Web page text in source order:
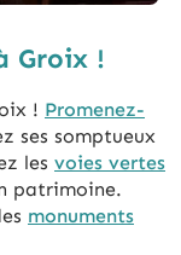
Groix !
! Promenez-
ses somptueux
les voies vertes
patrimoine.
monuments